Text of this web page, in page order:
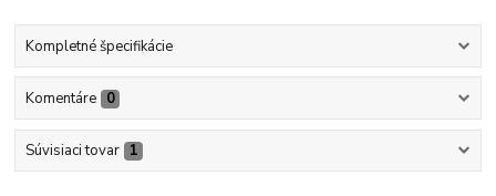
Kompletné špecifikácie
Komentáre 0
Súvisiaci tovar 1